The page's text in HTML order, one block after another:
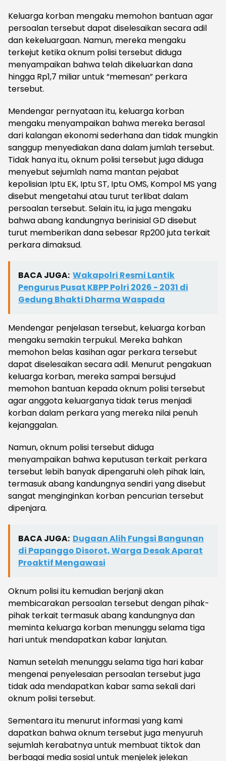
Keluarga korban mengaku memohon bantuan agar
persoalan tersebut dapat diselesaikan secara adil
dan kekeluargaan. Namun, mereka mengaku
terkejut ketika oknum polisi tersebut diduga
menyampaikan bahwa telah dikeluarkan dana
hingga Rp1,7 miliar untuk “memesan” perkara
tersebut.
Mendengar pernyataan itu, keluarga korban
mengaku menyampaikan bahwa mereka berasal
dari kalangan ekonomi sederhana dan tidak mungkin
sanggup menyediakan dana dalam jumlah tersebut.
Tidak hanya itu, oknum polisi tersebut juga diduga
menyebut sejumlah nama mantan pejabat
kepolisian Iptu EK, Iptu ST, Iptu OMS, Kompol MS yang
disebut mengetahui atau turut terlibat dalam
persoalan tersebut. Selain itu, ia juga mengaku
bahwa abang kandungnya berinisial GD disebut
turut memberikan dana sebesar Rp200 juta terkait
perkara dimaksud.
BACA JUGA: Wakapolri Resmi Lantik
Pengurus Pusat KBPP Polri 2026 - 2031 di
Gedung Bhakti Dharma Waspada
Mendengar penjelasan tersebut, keluarga korban
mengaku semakin terpukul. Mereka bahkan
memohon belas kasihan agar perkara tersebut
dapat diselesaikan secara adil. Menurut pengakuan
keluarga korban, mereka sampai bersujud
memohon bantuan kepada oknum polisi tersebut
agar anggota keluarganya tidak terus menjadi
korban dalam perkara yang mereka nilai penuh
kejanggalan.
Namun, oknum polisi tersebut diduga
menyampaikan bahwa keputusan terkait perkara
tersebut lebih banyak dipengaruhi oleh pihak lain,
termasuk abang kandungnya sendiri yang disebut
sangat menginginkan korban pencurian tersebut
dipenjara.
BACA JUGA: Dugaan Alih Fungsi Bangunan
di Papanggo Disorot, Warga Desak Aparat
Proaktif Mengawasi
Oknum polisi itu kemudian berjanji akan
membicarakan persoalan tersebut dengan pihak-
pihak terkait termasuk abang kandungnya dan
meminta keluarga korban menunggu selama tiga
hari untuk mendapatkan kabar lanjutan.
Namun setelah menunggu selama tiga hari kabar
mengenai penyelesaian persoalan tersebut juga
tidak ada mendapatkan kabar sama sekali dari
oknum polisi tersebut.
Sementara itu menurut informasi yang kami
dapatkan bahwa oknum tersebut juga menyuruh
sejumlah kerabatnya untuk membuat tiktok dan
berbagai media sosial untuk menjelek jelekan